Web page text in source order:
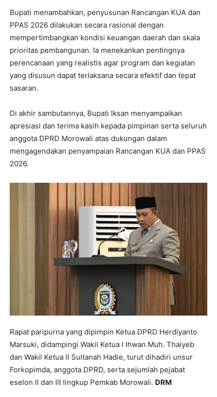
Bupati menambahkan, penyusunan Rancangan KUA dan
PPAS 2026 dilakukan secara rasional dengan
mempertimbangkan kondisi keuangan daerah dan skala
prioritas pembangunan. Ia menekankan pentingnya
perencanaan yang realistis agar program dan kegiatan
yang disusun dapat terlaksana secara efektif dan tepat
sasaran.
Di akhir sambutannya, Bupati Iksan menyampaikan
apresiasi dan terima kasih kepada pimpinan serta seluruh
anggota DPRD Morowali atas dukungan dalam
mengagendakan penyampaian Rancangan KUA dan PPAS
2026.
Rapat paripurna yang dipimpin Ketua DPRD Herdiyanto
Marsuki, didampingi Wakil Ketua I Ihwan Muh. Thaiyeb
dan Wakil Ketua II Sultanah Hadie, turut dihadiri unsur
Forkopimda, anggota DPRD, serta sejumlah pejabat
eselon II dan III lingkup Pemkab Morowali. DRM